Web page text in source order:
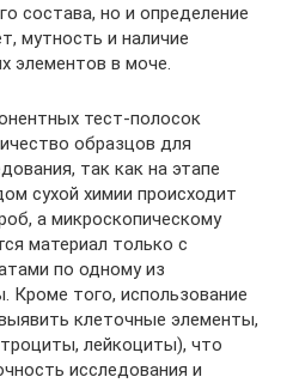
состава, но и определение
мутность и наличие
элементов в моче.
тест-полосок
образцов для
так как на этапе
сухой химии происходит
а микроскопическому
материал только с
по одному из
Кроме того, использование
клеточные элементы,
лейкоциты), что
исследования и